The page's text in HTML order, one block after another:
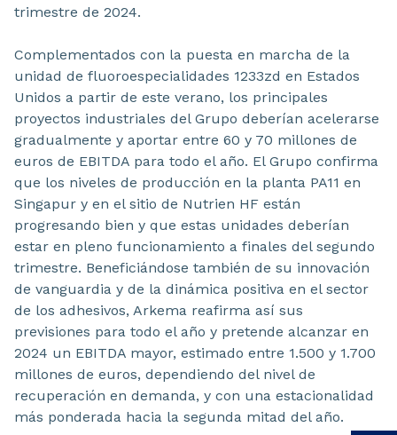
trimestre de 2024.
Complementados con la puesta en marcha de la
unidad de fluoroespecialidades 1233zd en Estados
Unidos a partir de este verano, los principales
proyectos industriales del Grupo deberían acelerarse
gradualmente y aportar entre 60 y 70 millones de
euros de EBITDA para todo el año. El Grupo confirma
que los niveles de producción en la planta PA11 en
Singapur y en el sitio de Nutrien HF están
progresando bien y que estas unidades deberían
estar en pleno funcionamiento a finales del segundo
trimestre. Beneficiándose también de su innovación
de vanguardia y de la dinámica positiva en el sector
de los adhesivos, Arkema reafirma así sus
previsiones para todo el año y pretende alcanzar en
2024 un EBITDA mayor, estimado entre 1.500 y 1.700
millones de euros, dependiendo del nivel de
recuperación en demanda, y con una estacionalidad
más ponderada hacia la segunda mitad del año.